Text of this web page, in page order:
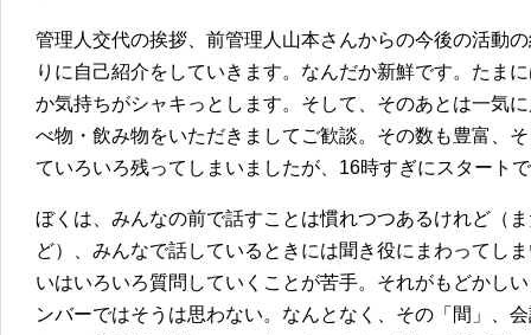
管理人交代の挨拶、前管理人山本さんからの今後の活動
りに自己紹介をしていきます。なんだか新鮮です。たま
か気持ちがシャキっとします。そして、そのあとは一気
べ物・飲み物をいただきましてご歓談。その数も豊富、
ていろいろ残ってしまいましたが、16時すぎにスタート
ぼくは、みんなの前で話すことは慣れつつあるけれど（
ど）、みんなで話しているときには聞き役にまわってし
いはいろいろ質問していくことが苦手。それがもどかし
ンバーではそうは思わない。なんとなく、その「間」、